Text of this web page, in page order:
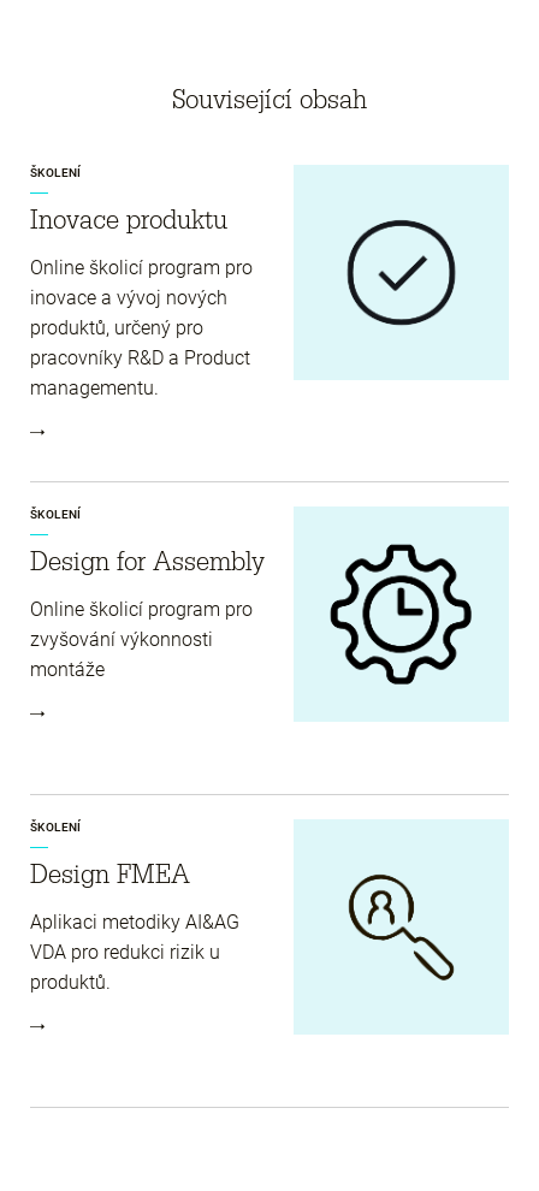
Související obsah
ŠKOLENÍ
Inovace produktu
Online školicí program pro
inovace a vývoj nových
produktů, určený pro
pracovníky R&D a Product
managementu.
ŠKOLENÍ
Design for Assembly
Online školicí program pro
zvyšování výkonnosti
montáže
ŠKOLENÍ
Design FMEA
Aplikaci metodiky AI&AG
VDA pro redukci rizik u
produktů.